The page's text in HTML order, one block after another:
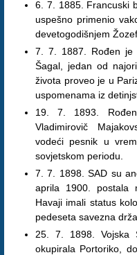
6. 7. 1885. Francuski
uspešno primenio
devetogodišnjem
7. 7. 1887. Rođen je
Šagal, jedan od
života proveo je u
uspomenama iz
19. 7. 1893.
Vladimirovič
vodeći pesnik u
sovjetskom periodu.
7. 7. 1898. SAD su
aprila 1900. postala
Havaji imali status
pedeseta savezna
25. 7. 1898. Vojska
okupirala Portoriko,